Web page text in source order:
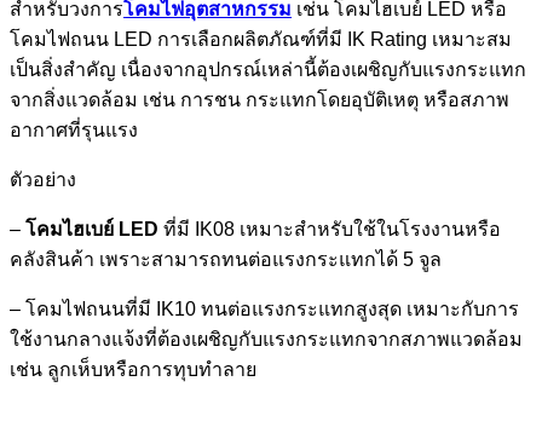
สำหรับวงการโคมไฟอุตสาหกรรม เช่น โคมไฮเบย์ LED หรือ
โคมไฟถนน LED การเลือกผลิตภัณฑ์ที่มี IK Rating เหมาะสม
เป็นสิ่งสำคัญ เนื่องจากอุปกรณ์เหล่านี้ต้องเผชิญกับแรงกระแทก
จากสิ่งแวดล้อม เช่น การชน กระแทกโดยอุบัติเหตุ หรือสภาพ
อากาศที่รุนแรง
ตัวอย่าง
– โคมไฮเบย์ LED ที่มี IK08 เหมาะสำหรับใช้ในโรงงานหรือ
คลังสินค้า เพราะสามารถทนต่อแรงกระแทกได้ 5 จูล
– โคมไฟถนนที่มี IK10 ทนต่อแรงกระแทกสูงสุด เหมาะกับการ
ใช้งานกลางแจ้งที่ต้องเผชิญกับแรงกระแทกจากสภาพแวดล้อม
เช่น ลูกเห็บหรือการทุบทำลาย